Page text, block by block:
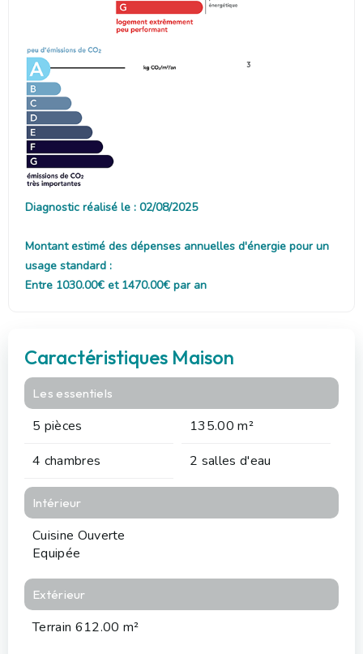
3
Diagnostic réalisé le : 02/08/2025
Montant estimé des dépenses annuelles d'énergie pour un
usage standard :
Entre 1030.00€ et 1470.00€ par an
Caractéristiques Maison
Les essentiels
5 pièces
135.00 m²
4 chambres
2 salles d'eau
Intérieur
Cuisine Ouverte
Equipée
Extérieur
Terrain 612.00 m²